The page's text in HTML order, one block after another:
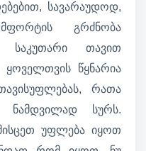
სავარაუდოდ,
გრძნობა
საკუთარი თავით
ყოველთვის წყნარია
რათა
სურს.
უფლება იყოთ